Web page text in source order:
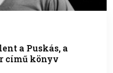
a Puskás, a
című könyv